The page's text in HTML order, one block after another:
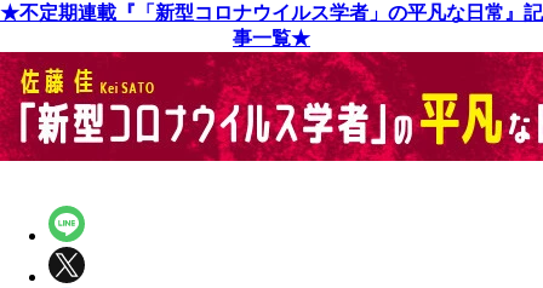
★不定期連載『「新型コロナウイルス学者」の平凡な日常』記
事一覧★